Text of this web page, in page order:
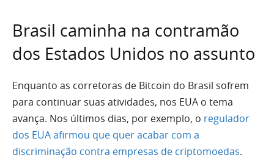
Brasil caminha na contramão
dos Estados Unidos no assunto
Enquanto as corretoras de Bitcoin do Brasil sofrem
para continuar suas atividades, nos EUA o tema
avança. Nos últimos dias, por exemplo, o regulador
dos EUA afirmou que quer acabar com a
discriminação contra empresas de criptomoedas.